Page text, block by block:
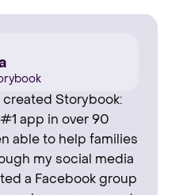
created Storybook:
app in over 90
able to help families
my social media
a Facebook group